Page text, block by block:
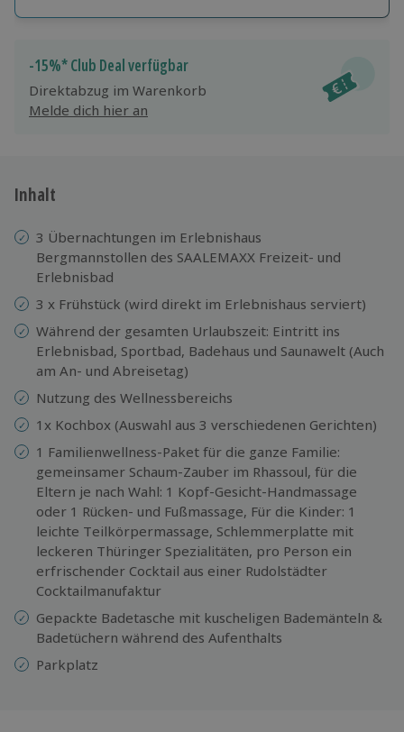
Jeder Gutschein für alle Erlebnisse einlösbar.
Maximale Sicherheit
10 Jahre gültig & verlängerbar.
-15%* Club Deal verfügbar
Direktabzug im Warenkorb
Melde dich hier an
Inhalt
3 Übernachtungen im Erlebnishaus
Bergmannstollen des SAALEMAXX Freizeit- und
Erlebnisbad
3 x Frühstück (wird direkt im Erlebnishaus serviert)
Während der gesamten Urlaubszeit: Eintritt ins
Erlebnisbad, Sportbad, Badehaus und Saunawelt (Auch
am An- und Abreisetag)
Nutzung des Wellnessbereichs
1x Kochbox (Auswahl aus 3 verschiedenen Gerichten)
1 Familienwellness-Paket für die ganze Familie:
gemeinsamer Schaum-Zauber im Rhassoul, für die
Eltern je nach Wahl: 1 Kopf-Gesicht-Handmassage
oder 1 Rücken- und Fußmassage, Für die Kinder: 1
leichte Teilkörpermassage, Schlemmerplatte mit
leckeren Thüringer Spezialitäten, pro Person ein
erfrischender Cocktail aus einer Rudolstädter
Cocktailmanufaktur
Gepackte Badetasche mit kuscheligen Bademänteln &
Badetüchern während des Aufenthalts
Parkplatz